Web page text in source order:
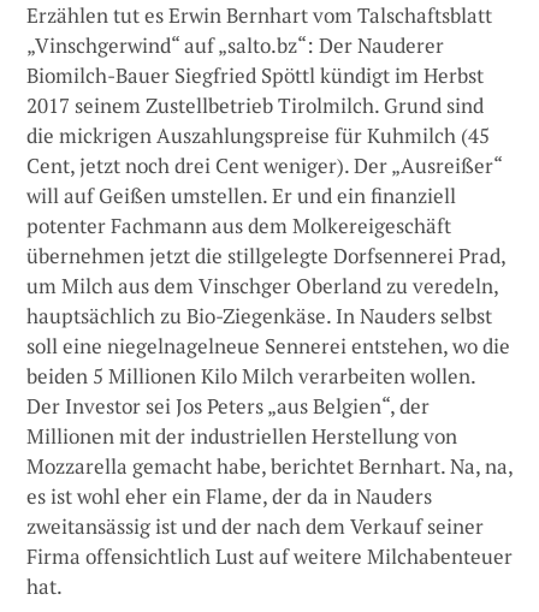
Erzählen tut es Erwin Bernhart vom Talschaftsblatt
„Vinschgerwind“ auf „salto.bz“: Der Nauderer
Biomilch-Bauer Siegfried Spöttl kündigt im Herbst
2017 seinem Zustellbetrieb Tirolmilch. Grund sind
die mickrigen Auszahlungspreise für Kuhmilch (45
Cent, jetzt noch drei Cent weniger). Der „Ausreißer“
will auf Geißen umstellen. Er und ein finanziell
potenter Fachmann aus dem Molkereigeschäft
übernehmen jetzt die stillgelegte Dorfsennerei Prad,
um Milch aus dem Vinschger Oberland zu veredeln,
hauptsächlich zu Bio-Ziegenkäse. In Nauders selbst
soll eine niegelnagelneue Sennerei entstehen, wo die
beiden 5 Millionen Kilo Milch verarbeiten wollen.
Der Investor sei Jos Peters „aus Belgien“, der
Millionen mit der industriellen Herstellung von
Mozzarella gemacht habe, berichtet Bernhart. Na, na,
es ist wohl eher ein Flame, der da in Nauders
zweitansässig ist und der nach dem Verkauf seiner
Firma offensichtlich Lust auf weitere Milchabenteuer
hat.